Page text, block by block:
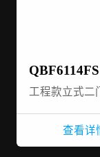
QBF6114FS
工程款立式二
查看详